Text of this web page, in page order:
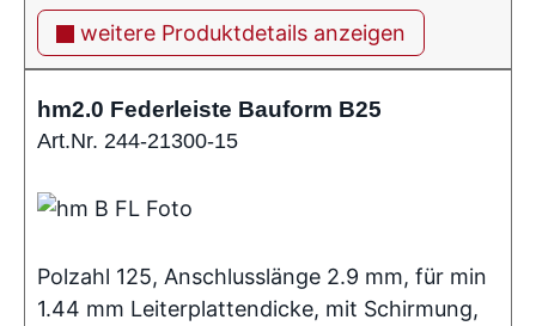
weitere Produktdetails anzeigen
hm2.0 Federleiste Bauform B25
Art.Nr. 244-21300-15
Polzahl 125, Anschlusslänge 2.9 mm, für min
1.44 mm Leiterplattendicke, mit Schirmung,